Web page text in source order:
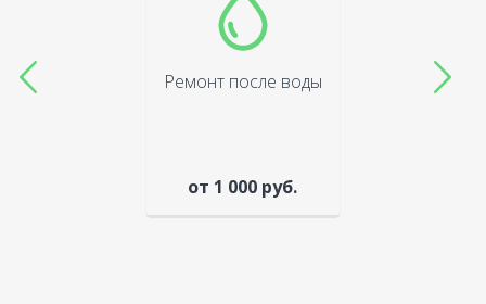
Ремонт после воды
от 1 000 руб.